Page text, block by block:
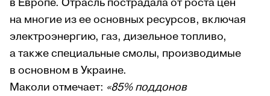
на многие из ее основных ресурсов, включая
электроэнергию, газ, дизельное топливо,
а также специальные смолы, производимые
в основном в Украине.
Маколи отмечает: «85% поддонов